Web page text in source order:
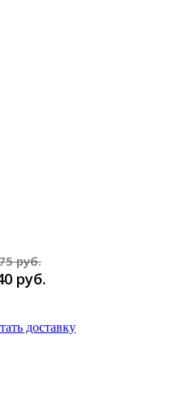
руб.
руб.
доставку